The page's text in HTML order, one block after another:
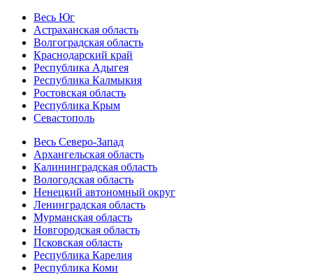
Весь Юг
Астраханская область
Волгоградская область
Краснодарский край
Республика Адыгея
Республика Калмыкия
Ростовская область
Республика Крым
Севастополь
Весь Северо-Запад
Архангельская область
Калининградская область
Вологодская область
Ненецкий автономный округ
Ленинградская область
Мурманская область
Новгородская область
Псковская область
Республика Карелия
Республика Коми